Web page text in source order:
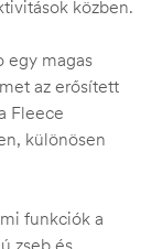
közben.
egy magas
az erősített
Fleece
különösen
funkciók a
zseb és